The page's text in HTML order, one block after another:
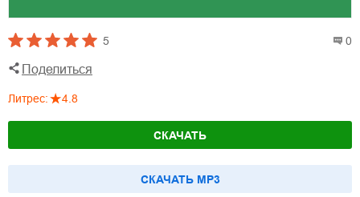
5 0
Поделиться
Литрес: 4.8
СКАЧАТЬ
CКАЧАТЬ MP3